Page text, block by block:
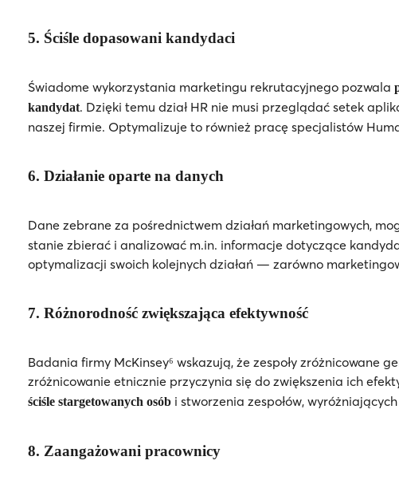
5. Ściśle dopasowani kandydaci
Świadome wykorzystania marketingu rekrutacyjnego pozwala
kandydat. Dzięki temu dział HR nie musi przeglądać setek
naszej firmie. Optymalizuje to również pracę specjalistów
6. Działanie oparte na danych
Dane zebrane za pośrednictwem działań marketingowych,
stanie zbierać i analizować m.in. informacje dotyczące
optymalizacji swoich kolejnych działań — zarówno
7. Różnorodność zwiększająca efektywność
Badania firmy McKinsey⁶ wskazują, że zespoły zróżnicowane
zróżnicowanie etnicznie przyczynia się do zwiększenia ich
ściśle stargetowanych osób i stworzenia zespołów,
8. Zaangażowani pracownicy